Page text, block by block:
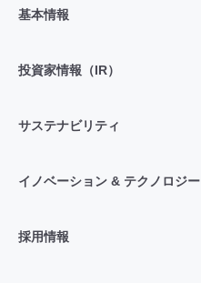
基本情報
投資家情報（IR）
サステナビリティ
イノベーション & テクノロジー
採用情報